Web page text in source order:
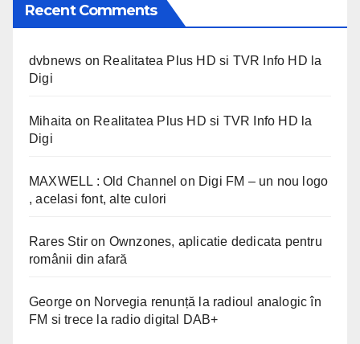
Recent Comments
dvbnews on Realitatea Plus HD si TVR Info HD la
Digi
Mihaita on Realitatea Plus HD si TVR Info HD la
Digi
MAXWELL : Old Channel on Digi FM – un nou logo
, acelasi font, alte culori
Rares Stir on Ownzones, aplicatie dedicata pentru
românii din afară
George on Norvegia renunță la radioul analogic în
FM si trece la radio digital DAB+